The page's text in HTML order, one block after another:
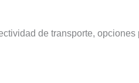
de transporte, opciones